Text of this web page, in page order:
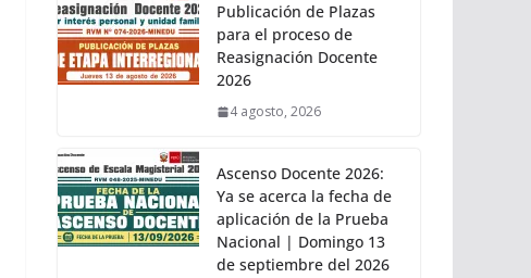
Publicación de Plazas
para el proceso de
Reasignación Docente
2026
4 agosto, 2026
Ascenso Docente 2026:
Ya se acerca la fecha de
aplicación de la Prueba
Nacional | Domingo 13
de septiembre del 2026